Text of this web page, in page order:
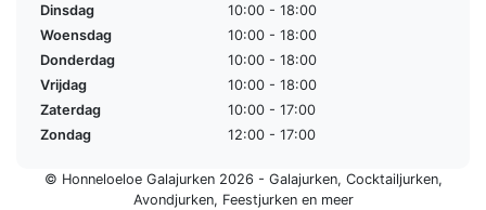
Dinsdag
10:00 - 18:00
Woensdag
10:00 - 18:00
Donderdag
10:00 - 18:00
Vrijdag
10:00 - 18:00
Zaterdag
10:00 - 17:00
Zondag
12:00 - 17:00
© Honneloeloe Galajurken 2026 - Galajurken, Cocktailjurken,
Avondjurken, Feestjurkenen meer